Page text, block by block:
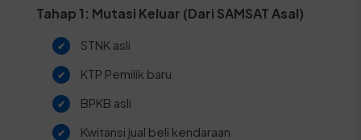
Tahap 1: Mutasi Keluar (Dari SAMSAT Asal)
STNK asli
KTP Pemilik baru
BPKB asli
Kwitansi jual beli kendaraan